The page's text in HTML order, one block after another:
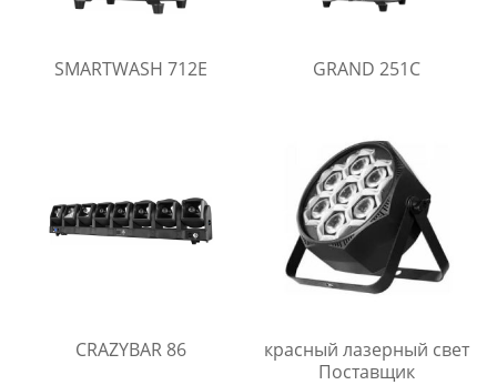
SMARTWASH 712E GRAND 251C
CRAZYBAR 86
красный лазерный свет
Поставщик